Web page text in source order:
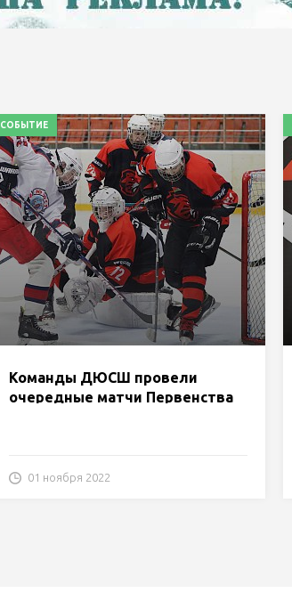
СОБЫТИЕ
Команды ДЮСШ провели
очередные матчи Первенства
01 ноября 2022